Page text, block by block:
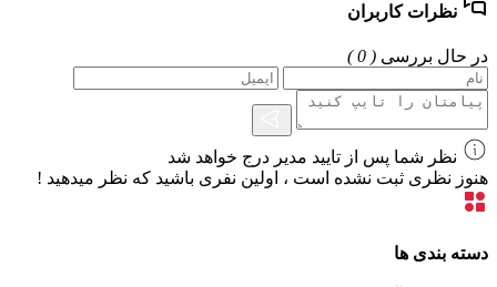
نظرات کاربران
در حال بررسی ( 0 )
نظر شما پس از تایید مدیر درج خواهد شد
هنوز نظری ثبت نشده است ، اولین نفری باشید که نظر میدهید !
دسته بندی ها